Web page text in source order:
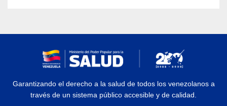
Garantizando el derecho a la salud de todos los venezolanos a
través de un sistema público accesible y de calidad.